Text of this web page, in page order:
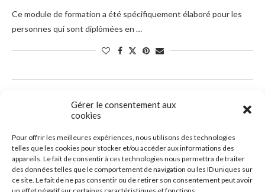
Gérer le consentement aux
cookies
Pour offrir les meilleures expériences, nous utilisons des technologies
telles que les cookies pour stocker et/ou accéder aux informations des
appareils. Le fait de consentir à ces technologies nous permettra de traiter
des données telles que le comportement de navigation ou les ID uniques sur
ce site. Le fait de ne pas consentir ou de retirer son consentement peut avoir
un effet négatif sur certaines caractéristiques et fonctions.
Ce module de formation a été spécifiquement élaboré pour les
personnes qui sont diplômées en …